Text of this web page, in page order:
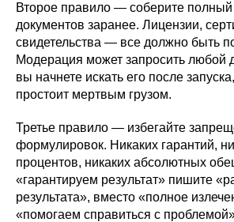
Второе правило — соберите полный
документов заранее. Лицензии,
свидетельства — все должно быть
Модерация может запросить любой
вы начнете искать его после
простоит мертвым грузом.
Третье правило — избегайте
формулировок. Никаких гарантий,
процентов, никаких абсолютных
«гарантируем результат» пишите
результата», вместо «полное
«помогаем справиться с